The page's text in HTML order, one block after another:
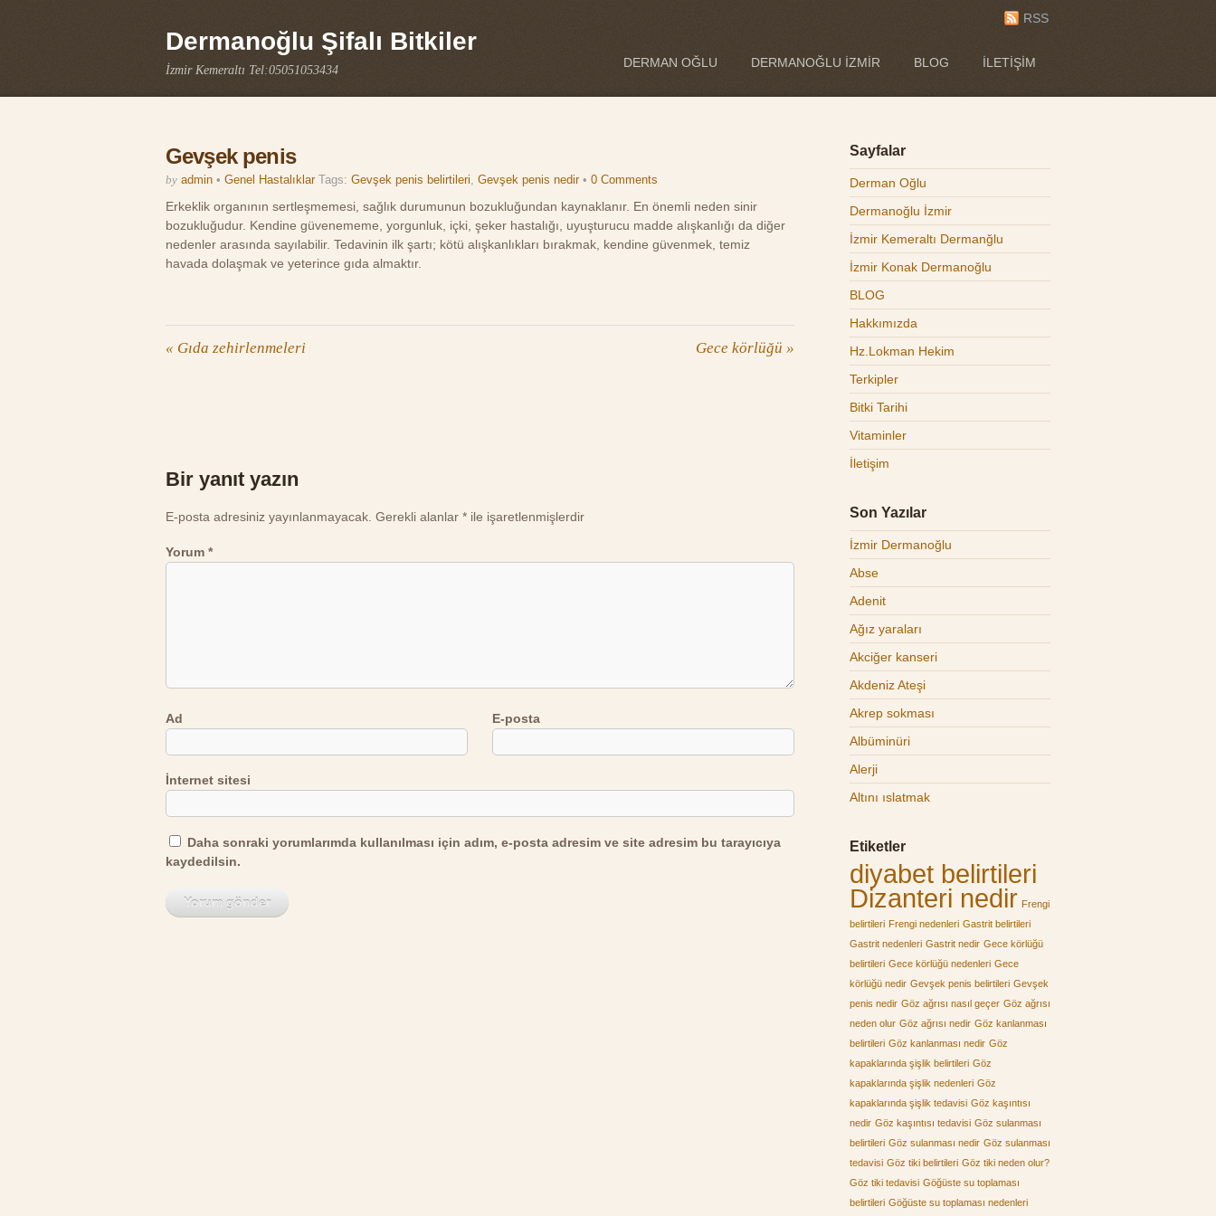
Dermanoğlu Şifalı Bitkiler
İzmir Kemeraltı Tel:05051053434
DERMAN OĞLU DERMANOĞLU İZMIR BLOG İLETIŞIM
RSS
Gevşek penis
by admin • Genel Hastalıklar Tags: Gevşek penis belirtileri, Gevşek penis nedir • 0 Comments
Erkeklik organının sertleşmemesi, sağlık durumunun bozukluğundan kaynaklanır. En önemli neden sinir
bozukluğudur. Kendine güvenememe, yorgunluk, içki, şeker hastalığı, uyuşturucu madde alışkanlığı da diğer
nedenler arasında sayılabilir. Tedavinin ilk şartı; kötü alışkanlıkları bırakmak, kendine güvenmek, temiz
havada dolaşmak ve yeterince gıda almaktır.
« Gıda zehirlenmeleri Gece körlüğü »
Bir yanıt yazın
E-posta adresiniz yayınlanmayacak. Gerekli alanlar * ile işaretlenmişlerdir
Yorum *
Ad E-posta
İnternet sitesi
Daha sonraki yorumlarımda kullanılması için adım, e-posta adresim ve site adresim bu tarayıcıya
kaydedilsin.
Sayfalar
Derman Oğlu
Dermanoğlu İzmir
İzmir Kemeraltı Dermanğlu
İzmir Konak Dermanoğlu
BLOG
Hakkımızda
Hz.Lokman Hekim
Terkipler
Bitki Tarihi
Vitaminler
İletişim
Son Yazılar
İzmir Dermanoğlu
Abse
Adenit
Ağız yaraları
Akciğer kanseri
Akdeniz Ateşi
Akrep sokması
Albüminüri
Alerji
Altını ıslatmak
Etiketler
diyabet belirtileri
Dizanteri nedir Frengi
belirtileri Frengi nedenleri Gastrit belirtileri
Gastrit nedenleri Gastrit nedir Gece körlüğü
belirtileri Gece körlüğü nedenleri Gece
körlüğü nedir Gevşek penis belirtileri Gevşek
penis nedir Göz ağrısı nasıl geçer Göz ağrısı
neden olur Göz ağrısı nedir Göz kanlanması
belirtileri Göz kanlanması nedir Göz
kapaklarında şişlik belirtileri Göz
kapaklarında şişlik nedenleri Göz
kapaklarında şişlik tedavisi Göz kaşıntısı
nedir Göz kaşıntısı tedavisi Göz sulanması
belirtileri Göz sulanması nedir Göz sulanması
tedavisi Göz tiki belirtileri Göz tiki neden olur?
Göz tiki tedavisi Göğüste su toplaması
belirtileri Göğüste su toplaması nedenleri